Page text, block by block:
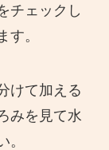
チェックし
す。
けて加える
みを見て水
。